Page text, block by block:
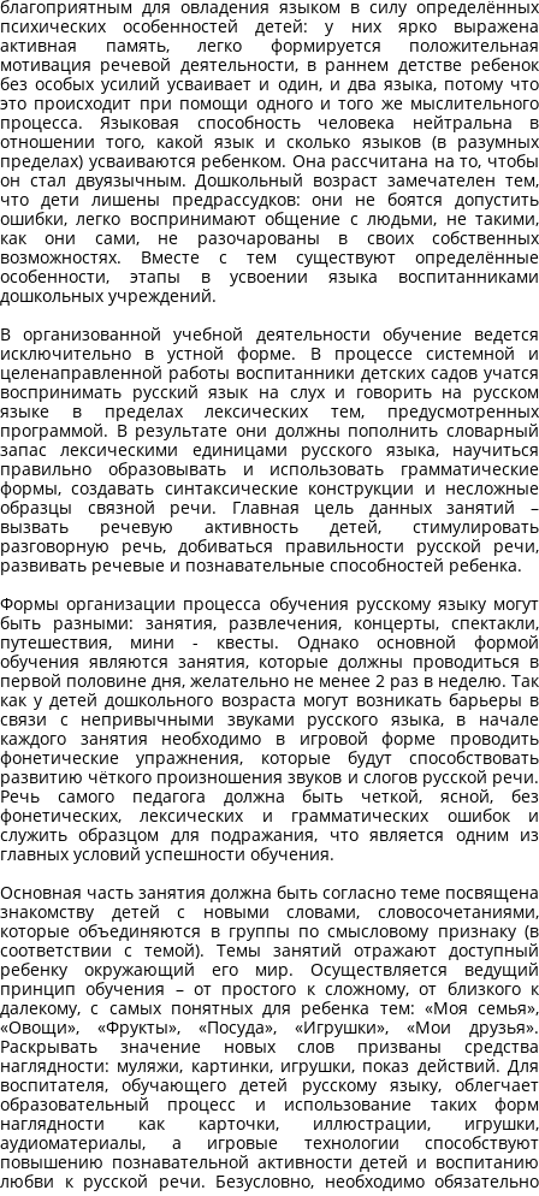
благоприятным для овладения языком в силу определённых
психических особенностей детей: у них ярко выражена
активная память, легко формируется положительная
мотивация речевой деятельности, в раннем детстве ребенок
без особых усилий усваивает и один, и два языка, потому что
это происходит при помощи одного и того же мыслительного
процесса. Языковая способность человека нейтральна в
отношении того, какой язык и сколько языков (в разумных
пределах) усваиваются ребенком. Она рассчитана на то, чтобы
он стал двуязычным. Дошкольный возраст замечателен тем,
что дети лишены предрассудков: они не боятся допустить
ошибки, легко воспринимают общение с людьми, не такими,
как они сами, не разочарованы в своих собственных
возможностях. Вместе с тем существуют определённые
особенности, этапы в усвоении языка воспитанниками
дошкольных учреждений.
В организованной учебной деятельности обучение ведется
исключительно в устной форме. В процессе системной и
целенаправленной работы воспитанники детских садов учатся
воспринимать русский язык на слух и говорить на русском
языке в пределах лексических тем, предусмотренных
программой. В результате они должны пополнить словарный
запас лексическими единицами русского языка, научиться
правильно образовывать и использовать грамматические
формы, создавать синтаксические конструкции и несложные
образцы связной речи. Главная цель данных занятий –
вызвать речевую активность детей, стимулировать
разговорную речь, добиваться правильности русской речи,
развивать речевые и познавательные способностей ребенка.
Формы организации процесса обучения русскому языку могут
быть разными: занятия, развлечения, концерты, спектакли,
путешествия, мини - квесты. Однако основной формой
обучения являются занятия, которые должны проводиться в
первой половине дня, желательно не менее 2 раз в неделю. Так
как у детей дошкольного возраста могут возникать барьеры в
связи с непривычными звуками русского языка, в начале
каждого занятия необходимо в игровой форме проводить
фонетические упражнения, которые будут способствовать
развитию чёткого произношения звуков и слогов русской речи.
Речь самого педагога должна быть четкой, ясной, без
фонетических, лексических и грамматических ошибок и
служить образцом для подражания, что является одним из
главных условий успешности обучения.
Основная часть занятия должна быть согласно теме посвящена
знакомству детей с новыми словами, словосочетаниями,
которые объединяются в группы по смысловому признаку (в
соответствии с темой). Темы занятий отражают доступный
ребенку окружающий его мир. Осуществляется ведущий
принцип обучения – от простого к сложному, от близкого к
далекому, с самых понятных для ребенка тем: «Моя семья»,
«Овощи», «Фрукты», «Посуда», «Игрушки», «Мои друзья».
Раскрывать значение новых слов призваны средства
наглядности: муляжи, картинки, игрушки, показ действий. Для
воспитателя, обучающего детей русскому языку, облегчает
образовательный процесс и использование таких форм
наглядности как карточки, иллюстрации, игрушки,
аудиоматериалы, а игровые технологии способствуют
повышению познавательной активности детей и воспитанию
любви к русской речи. Безусловно, необходимо обязательно